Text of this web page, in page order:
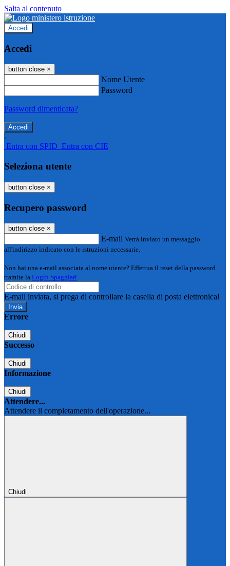
Salta al contenuto
Accedi
Accedi
button close ×
Nome Utente
Password
Password dimenticata?
-
Entra con SPID Entra con CIE
Seleziona utente
button close ×
Recupero password
button close ×
E-mail Verrà inviato un messaggio
all'indirizzo indicato con le istruzioni necessarie.
Non hai una e-mail associata al nome utente? Effettua il reset della password
tramite la Login Spaggiari
E-mail inviata, si prega di controllare la casella di posta elettronica!
Errore
Chiudi
Successo
Chiudi
Informazione
Chiudi
Attendere...
Attendere il completamento dell'operazione...
Chiudi